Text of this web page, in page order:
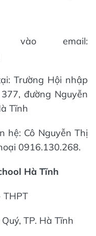
email:
Trường Hội nhập
đường Nguyễn
Tĩnh
hệ: Cô Nguyễn Thị
0916.130.268.
Hà Tĩnh
THPT
TP. Hà Tĩnh